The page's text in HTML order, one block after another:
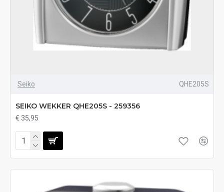
Seiko QHE205S
SEIKO WEKKER QHE205S - 259356
€ 35,95